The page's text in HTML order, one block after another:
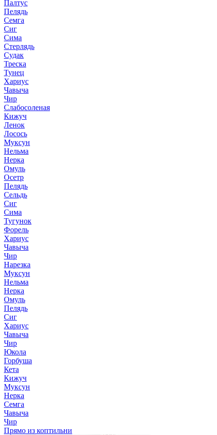
Палтус
Пелядь
Семга
Сиг
Сима
Стерлядь
Судак
Треска
Тунец
Хариус
Чавыча
Чир
Слабосоленая
Кижуч
Ленок
Лосось
Муксун
Нельма
Нерка
Омуль
Осетр
Пелядь
Сельдь
Сиг
Сима
Тугунок
Форель
Хариус
Чавыча
Чир
Нарезка
Муксун
Нельма
Нерка
Омуль
Пелядь
Сиг
Хариус
Чавыча
Чир
Юкола
Горбуша
Кета
Кижуч
Муксун
Нерка
Семга
Чавыча
Чир
Прямо из коптильни